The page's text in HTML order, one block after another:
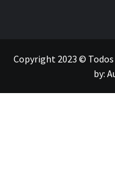
Copyright 2023 ©
by: